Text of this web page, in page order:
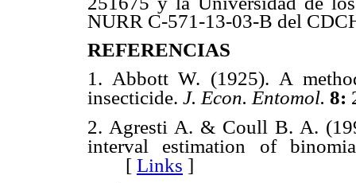
NURR C-571-13-03-B del
REFERENCIAS
1. Abbott W. (1925). A
insecticide. J. Econ. Entomol. 8:
2. Agresti A. & Coull B. A.
interval estimation of
[ Links ]